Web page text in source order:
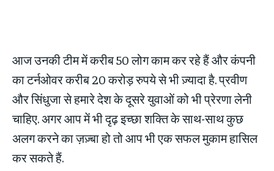
आज उनकी टीम में करीब 50 लोग काम कर रहे हैं और कंपनी
का टर्नओवर करीब 20 करोड़ रुपये से भी ज़्यादा है. प्रवीण
और सिंधुजा से हमारे देश के दूसरे युवाओं को भी प्रेरणा लेनी
चाहिए. अगर आप में भी दृढ़ इच्छा शक्ति के साथ-साथ कुछ
अलग करने का ज़ज़्बा हो तो आप भी एक सफल मुकाम हासिल
कर सकते हैं.